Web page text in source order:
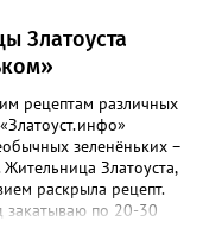
Златоуста
рецептам различных
зеленёньких –
Златоуста,
раскрыла рецепт.
по 20-30